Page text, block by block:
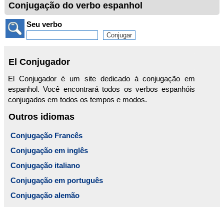
Conjugação do verbo espanhol
Seu verbo
El Conjugador
El Conjugador é um site dedicado à conjugação em
espanhol. Você encontrará todos os verbos espanhóis
conjugados em todos os tempos e modos.
Outros idiomas
Conjugação Francês
Conjugação em inglês
Conjugação italiano
Conjugação em português
Conjugação alemão